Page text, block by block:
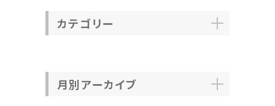
カテゴリー
月別アーカイブ